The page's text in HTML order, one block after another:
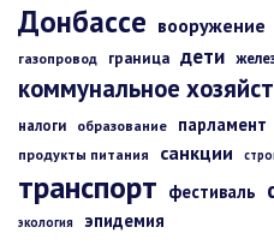
Донбассе вооружение
газопровод граница дети
коммунальное
налоги образование парламент
продукты питания санкции
транспорт фестиваль
экология эпидемия